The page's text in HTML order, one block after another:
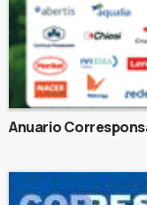
Anuario